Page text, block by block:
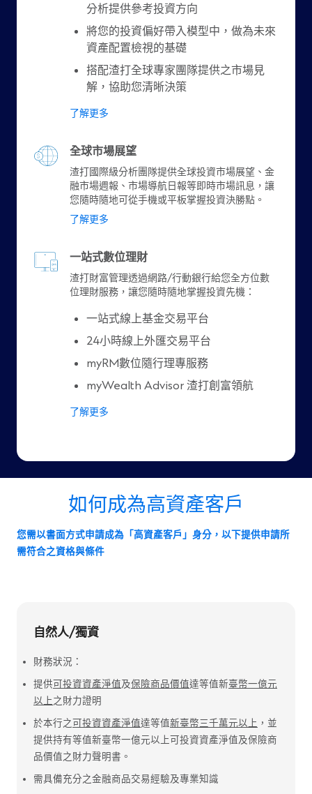
分析提供參考投資方向
將您的投資偏好帶入模型中，做為未來
資產配置檢視的基礎
搭配渣打全球專家團隊提供之市場見
解，協助您清晰決策
了解更多
全球市場展望
渣打國際級分析團隊提供全球投資市場展望、金
融市場週報、市場導航日報等即時市場訊息，讓
您隨時隨地可從手機或平板掌握投資決勝點。
了解更多
一站式數位理財
渣打財富管理透過網路/行動銀行給您全方位數
位理財服務，讓您隨時隨地掌握投資先機：
一站式線上基金交易平台
24小時線上外匯交易平台
myRM數位隨行理專服務
myWealth Advisor 渣打創富領航
了解更多
如何成為高資產客戶
您需以書面方式申請成為「高資產客戶」身分，以下提供申請所
需符合之資格與條件
自然人/獨資
財務狀況：
提供可投資資產淨值及保險商品價值達等值新臺幣一億元
以上之財力證明
於本行之可投資資產淨值達等值新臺幣三千萬元以上 ，並
提供持有等值新臺幣一億元以上可投資資產淨值及保險商
品價值之財力聲明書。
需具備充分之金融商品交易經驗及專業知識